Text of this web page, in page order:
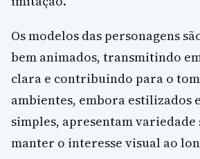
Os modelos das personagens
bem animados, transmitindo
clara e contribuindo para o
ambientes, embora estilizados
simples, apresentam
manter o interesse visual ao